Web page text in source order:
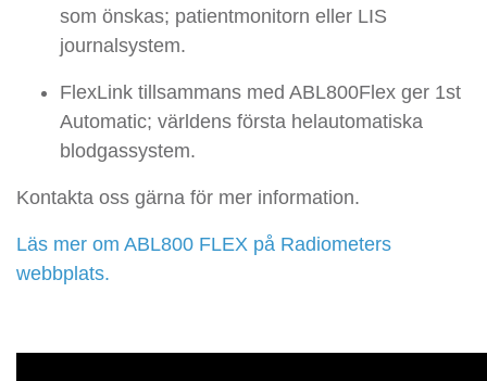
som önskas; patientmonitorn eller LIS
journalsystem.
FlexLink tillsammans med ABL800Flex ger 1st
Automatic; världens första helautomatiska
blodgassystem.
Kontakta oss gärna för mer information.
Läs mer om ABL800 FLEX på Radiometers
webbplats.